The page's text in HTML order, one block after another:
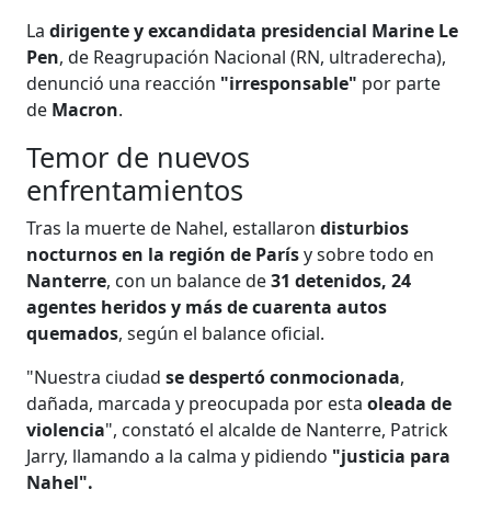
Ladirigente y excandidata presidencial Marine Le
Pen, de Reagrupación Nacional (RN, ultraderecha),
denunció una reacción "irresponsable" por parte
de Macron.
Temor de nuevos
enfrentamientos
Tras la muerte de Nahel, estallarondisturbios
nocturnos en la región de Parísy sobre todo en
Nanterre, con un balance de31 detenidos, 24
agentes heridos y más de cuarenta autos
quemados, según el balance oficial.
"Nuestra ciudad se despertó conmocionada,
dañada, marcada y preocupada por esta oleada de
violencia", constató el alcalde de Nanterre, Patrick
Jarry, llamando a la calma y pidiendo "justicia para
Nahel".